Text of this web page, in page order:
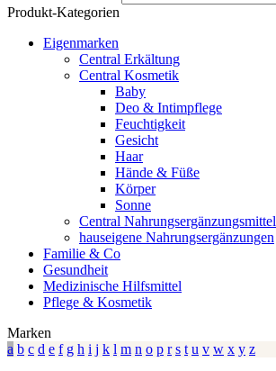
Produkt-Kategorien
Eigenmarken
Central Erkältung
Central Kosmetik
Baby
Deo & Intimpflege
Feuchtigkeit
Gesicht
Haar
Hände & Füße
Körper
Sonne
Central Nahrungsergänzungsmittel
hauseigene Nahrungsergänzungen
Familie & Co
Gesundheit
Medizinische Hilfsmittel
Pflege & Kosmetik
Marken
a b c d e f g h i j k l m n o p r s t u v w x y z